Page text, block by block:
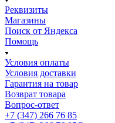
Реквизиты
Магазины
Поиск от Яндекса
Помощь
Условия оплаты
Условия доставки
Гарантия на товар
Возврат товара
Вопрос-ответ
+7 (347) 266 76 85